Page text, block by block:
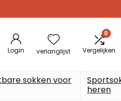
Login verlanglijst
0
Vergelijken
sokken voor
heren